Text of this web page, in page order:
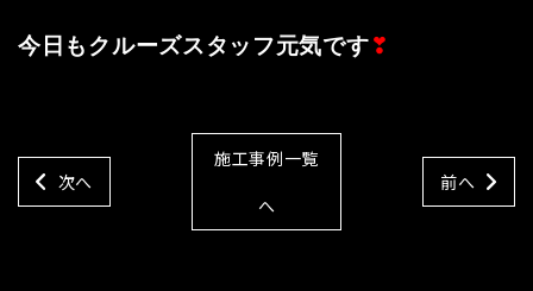
今日もクルーズスタッフ元気です❣
次へ
施工事例一覧
へ
前へ